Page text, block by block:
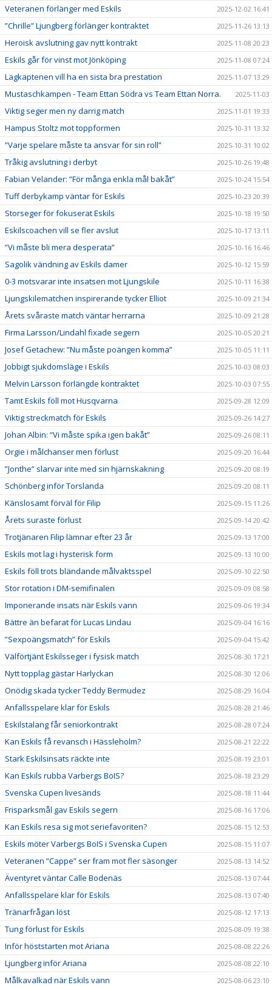
Veteranen förlänger med Eskils 2025-12-02 16:41
”Chrille” Ljungberg förlänger kontraktet 2025-11-26 13:13
Heroisk avslutning gav nytt kontrakt 2025-11-08 20:23
Eskils går för vinst mot Jönköping 2025-11-08 07:24
Lagkaptenen vill ha en sista bra prestation 2025-11-07 13:29
Mustaschkampen - Team Ettan Södra vs Team Ettan Norra. 2025-11-03
Viktig seger men ny darrig match 2025-11-01 19:33
Hampus Stoltz mot toppformen 2025-10-31 13:32
”Varje spelare måste ta ansvar för sin roll” 2025-10-31 10:02
Tråkig avslutning i derbyt 2025-10-26 19:48
Fabian Velander: ”För många enkla mål bakåt” 2025-10-24 15:54
Tuff derbykamp väntar för Eskils 2025-10-23 20:39
Storseger för fokuserat Eskils 2025-10-18 19:50
Eskilscoachen vill se fler avslut 2025-10-17 13:11
”Vi måste bli mera desperata” 2025-10-16 16:46
Sagolik vändning av Eskils damer 2025-10-12 15:59
0-3 motsvarar inte insatsen mot Ljungskile 2025-10-11 16:38
Ljungskilematchen inspirerande tycker Elliot 2025-10-09 21:34
Årets svåraste match väntar herrarna 2025-10-09 21:28
Firma Larsson/Lindahl fixade segern 2025-10-05 20:21
Josef Getachew: ”Nu måste poängen komma” 2025-10-05 11:11
Jobbigt sjukdomsläge i Eskils 2025-10-03 08:03
Melvin Larsson förlängde kontraktet 2025-10-03 07:55
Tamt Eskils föll mot Husqvarna 2025-09-28 12:09
Viktig streckmatch för Eskils 2025-09-26 14:27
Johan Albin: ”Vi måste spika igen bakåt” 2025-09-26 08:11
Orgie i målchanser men förlust 2025-09-20 16:44
”Jonthe” slarvar inte med sin hjärnskakning 2025-09-20 08:19
Schönberg inför Torslanda 2025-09-20 08:11
Känslosamt förväl för Filip 2025-09-15 11:26
Årets suraste förlust 2025-09-14 20:42
Trotjänaren Filip lämnar efter 23 år 2025-09-13 17:00
Eskils mot lag i hysterisk form 2025-09-13 10:00
Eskils föll trots bländande målvaktsspel 2025-09-10 22:50
Stor rotation i DM-semifinalen 2025-09-09 08:58
Imponerande insats när Eskils vann 2025-09-06 19:34
Bättre än befarat för Lucas Lindau 2025-09-04 16:16
”Sexpoängsmatch” för Eskils 2025-09-04 15:42
Välförtjänt Eskilsseger i fysisk match 2025-08-30 17:21
Nytt topplag gästar Harlyckan 2025-08-30 12:06
Onödig skada tycker Teddy Bermudez 2025-08-29 16:04
Anfallsspelare klar för Eskils 2025-08-28 21:46
Eskilstalang får seniorkontrakt 2025-08-28 07:24
Kan Eskils få revansch i Hässleholm? 2025-08-21 22:22
Stark Eskilsinsats räckte inte 2025-08-19 23:01
Kan Eskils rubba Varbergs BoIS? 2025-08-18 23:29
Svenska Cupen livesänds 2025-08-18 11:44
Frisparksmål gav Eskils segern 2025-08-16 17:06
Kan Eskils resa sig mot seriefavoriten? 2025-08-15 12:53
Eskils möter Varbergs BoIS i Svenska Cupen 2025-08-15 11:07
Veteranen ”Cappe” ser fram mot fler säsonger 2025-08-13 14:52
Äventyret väntar Calle Bodenäs 2025-08-13 07:44
Anfallsspelare klar för Eskils 2025-08-13 07:40
Tränarfrågan löst 2025-08-12 17:13
Tung förlust för Eskils 2025-08-09 19:38
Inför höststarten mot Ariana 2025-08-08 22:26
Ljungberg inför Ariana 2025-08-08 22:10
Målkavalkad när Eskils vann 2025-08-06 23:10